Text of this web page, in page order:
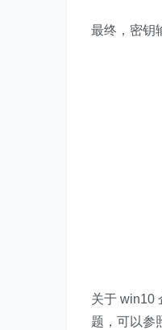
最终，密钥
关于 win10
题，可以参